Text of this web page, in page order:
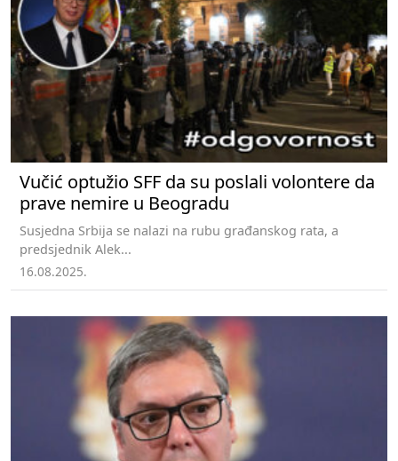
Vučić optužio SFF da su poslali volontere da
prave nemire u Beogradu
Susjedna Srbija se nalazi na rubu građanskog rata, a
predsjednik Alek...
16.08.2025.